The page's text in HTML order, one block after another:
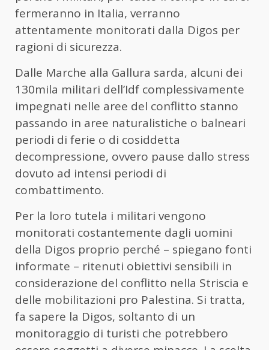
fermeranno in Italia, verranno
attentamente monitorati dalla Digos per
ragioni di sicurezza.
Dalle Marche alla Gallura sarda, alcuni dei
130mila militari dell’Idf complessivamente
impegnati nelle aree del conflitto stanno
passando in aree naturalistiche o balneari
periodi di ferie o di cosiddetta
decompressione, ovvero pause dallo stress
dovuto ad intensi periodi di
combattimento.
Per la loro tutela i militari vengono
monitorati costantemente dagli uomini
della Digos proprio perché – spiegano fonti
informate – ritenuti obiettivi sensibili in
considerazione del conflitto nella Striscia e
delle mobilitazioni pro Palestina. Si tratta,
fa sapere la Digos, soltanto di un
monitoraggio di turisti che potrebbero